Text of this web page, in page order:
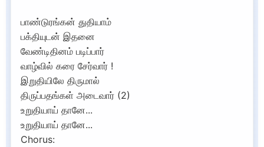
பாண்டுரங்கன் துதியாம்
பக்தியுடன் இதனை
வேண்டிதினம் படிப்பார்
வாழ்வில் கரை சேர்வார் !
இறுதியிலே திருமால்
திருப்பதங்கள் அடைவார் (2)
உறுதியாய் தானே...
உறுதியாய் தானே...
Chorus: